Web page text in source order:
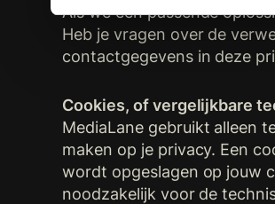
Als we een passende
Heb je vragen over de
contactgegevens in deze
Cookies, of vergelijkbare
MediaLane gebruikt alleen
maken op je privacy. Een
wordt opgeslagen op jouw
noodzakelijk voor de